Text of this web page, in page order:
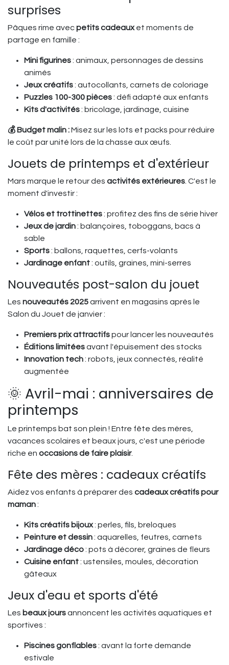
surprises
Pâques rime avecpetits cadeauxet moments de
partage en famille :
Mini figurines: animaux, personnages de dessins
animés
Jeux créatifs: autocollants, carnets de coloriage
Puzzles 100-300 pièces: défi adapté aux enfants
Kits d'activités: bricolage, jardinage, cuisine
💰 Budget malin :Misez sur les lots et packs pour réduire
le coût par unité lors de la chasse aux œufs.
Jouets de printemps et d'extérieur
Mars marque le retour des activités extérieures . C'est le
moment d'investir :
Vélos et trottinettes: profitez des fins de série hiver
Jeux de jardin: balançoires, toboggans, bacs à
sable
Sports: ballons, raquettes, cerfs-volants
Jardinage enfant: outils, graines, mini-serres
Nouveautés post-salon du jouet
Les nouveautés 2025arrivent en magasins après le
Salon du Jouet de janvier :
Premiers prix attractifspour lancer les nouveautés
Éditions limitéesavant l'épuisement des stocks
Innovation tech: robots, jeux connectés, réalité
augmentée
🌞 Avril-mai : anniversaires de
printemps
Le printemps bat son plein ! Entre fête des mères,
vacances scolaires et beaux jours, c'est une période
riche en occasions de faire plaisir.
Fête des mères : cadeaux créatifs
Aidez vos enfants à préparer des cadeaux créatifs pour
maman:
Kits créatifs bijoux: perles, fils, breloques
Peinture et dessin: aquarelles, feutres, carnets
Jardinage déco: pots à décorer, graines de fleurs
Cuisine enfant: ustensiles, moules, décoration
gâteaux
Jeux d'eau et sports d'été
Les beaux joursannoncent les activités aquatiques et
sportives :
Piscines gonflables: avant la forte demande
estivale